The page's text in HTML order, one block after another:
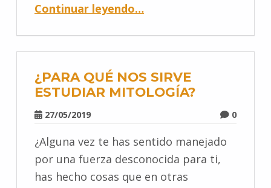
Continuar leyendo…
¿PARA QUÉ NOS SIRVE
ESTUDIAR MITOLOGÍA?
27/05/2019 0
¿Alguna vez te has sentido manejado
por una fuerza desconocida para ti,
has hecho cosas que en otras